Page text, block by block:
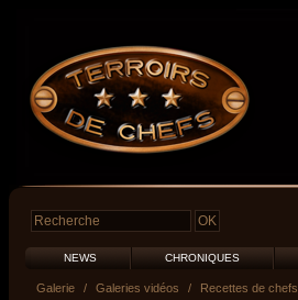
NEWS CHRONIQUES
Galerie / Galeries vidéos / Recettes de chefs